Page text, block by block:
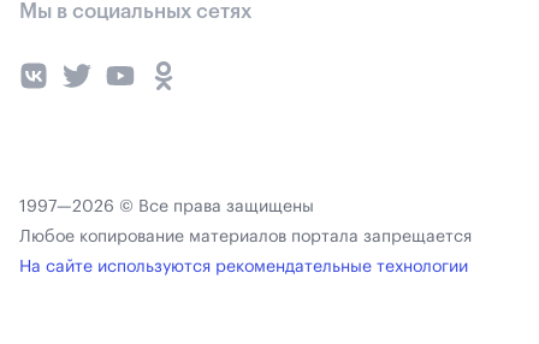
Мы в социальных сетях
1997—2026 © Все права защищены
Любое копирование материалов портала запрещается
На сайте используются рекомендательные технологии